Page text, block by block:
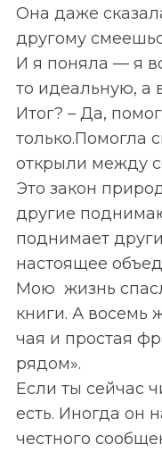
Она даже
другому
И я поняла — я
то идеальную, а
Итог? – Да,
только.Помогла
открыли между
Это закон
другие
поднимает
настоящее
Мою жизнь
книги. А восемь
чая и простая
рядом».
Если ты сейчас
есть. Иногда он
честного